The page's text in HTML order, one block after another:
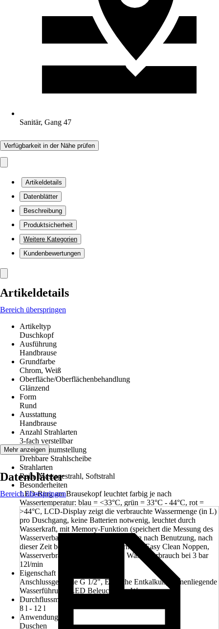
Sanitär, Gang 47
Verfügbarkeit in der Nähe prüfen
Artikeldetails
Datenblätter
Beschreibung
Produktsicherheit
Weitere Kategorien
Kundenbewertungen
Artikeldetails
Bereich überspringen
Artikeltyp
Duschkopf
Ausführung
Handbrause
Grundfarbe
Chrom, Weiß
Oberfläche/Oberflächenbehandlung
Glänzend
Form
Rund
Ausstattung
Handbrause
Anzahl Strahlarten
3-fach verstellbar
Strahlartenumstellung
Drehbare Strahlscheibe
Strahlarten
Rain, Massagestrahl, Softstrahl
Besonderheiten
LED-Ring am Brausekopf leuchtet farbig je nach
Wassertemperatur: blau = <33°C, grün = 33°C - 44°C, rot =
>44°C, LCD-Display zeigt die verbrauchte Wassermenge (in L)
pro Duschgang, keine Batterien notwenig, leuchtet durch
Wasserkraft, mit Memory-Funktion (speichert die Messung des
Wasserverbauchs bis zu 3 Minuten lang nach Benutzung, nach
dieser Zeit beginnt die Messung erneut), Easy Clean Noppen,
Wasserverbrauch bei 3 bar 8l/min, Wasserverbrauch bei 3 bar
12l/min
Eigenschaft
Anschlussgewinde G 1/2", Einfache Entkalkung, Innenliegende
Wasserführung, LED Beleuchtung, Wassersparend
Durchflussmenge bei 3 bar
8 l - 12 l
Anwendung
Duschen
Mehr anzeigen
Datenblätter
Bereich überspringen